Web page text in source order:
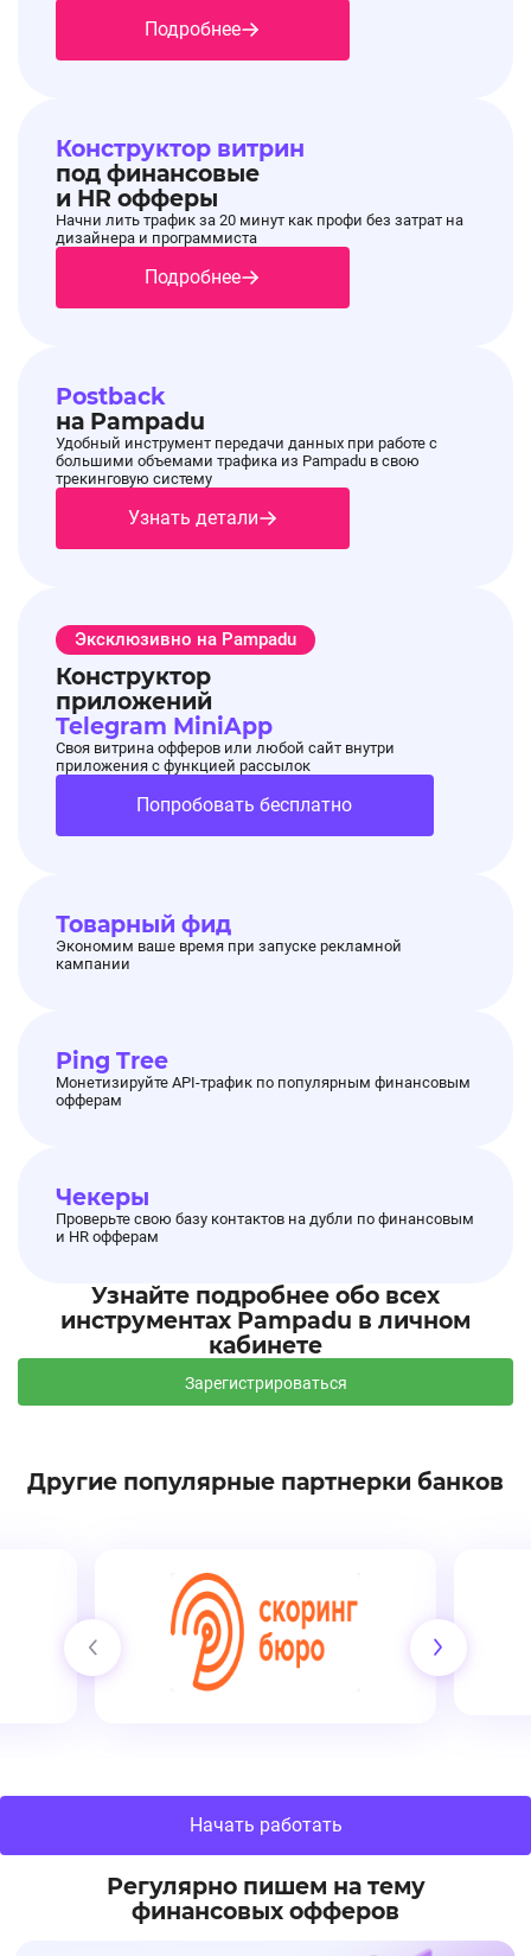
Подробнее
Конструктор витрин
под финансовые
и HR офферы
Начни лить трафик за 20 минут как профи без затрат на
дизайнера и программиста
Подробнее
Postback
на Pampadu
Удобный инструмент передачи данных при работе с
большими объемами трафика из Pampadu в свою
трекинговую систему
Узнать детали
Эксклюзивно на Pampadu
Конструктор
приложений
Telegram MiniApp
Своя витрина офферов или любой сайт внутри
приложения с функцией рассылок
Попробовать бесплатно
Товарный фид
Экономим ваше время при запуске рекламной
кампании
Ping Tree
Монетизируйте API-трафик по популярным финансовым
офферам
Чекеры
Проверьте свою базу контактов на дубли по финансовым
и HR офферам
Узнайте подробнее обо всех
инструментах Pampadu в личном
кабинете
Зарегистрироваться
Другие популярные партнерки банков
Начать работать
Регулярно пишем на тему
финансовых офферов